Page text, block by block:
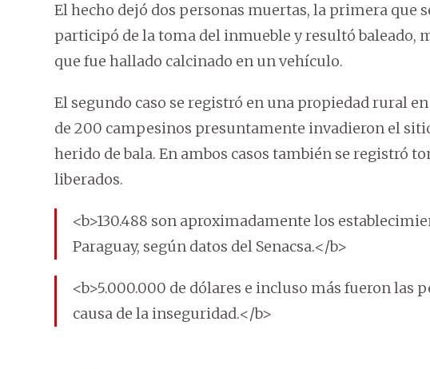
El hecho dejó dos personas muertas, la primera que
participó de la toma del inmueble y resultó baleado,
que fue hallado calcinado en un vehículo.
El segundo caso se registró en una propiedad rural
de 200 campesinos presuntamente invadieron el
herido de bala. En ambos casos también se registró
liberados.
<b>130.488 son aproximadamente los
Paraguay, según datos del Senacsa.</b>
<b>5.000.000 de dólares e incluso más fueron las
causa de la inseguridad.</b>